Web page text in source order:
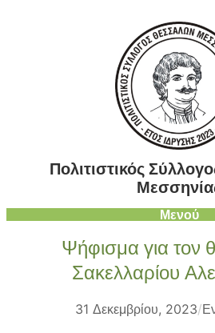
Πολιτιστικός
Μενού
Ψήφισμα για τον
Σακελλαρίου
31 Δεκεμβρίου, 2023/